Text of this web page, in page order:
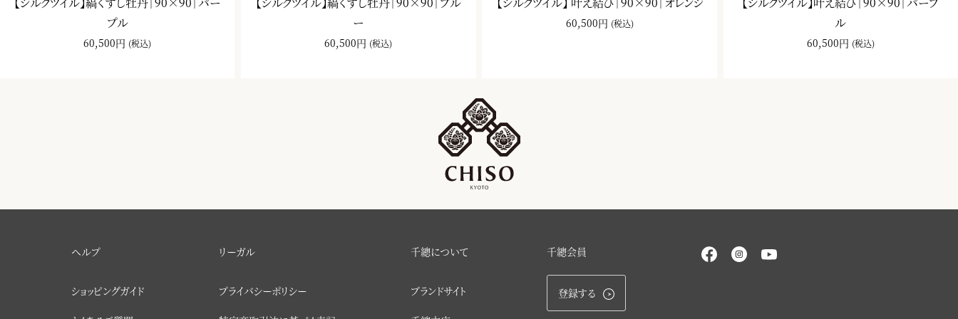
プル
60,500円 (税込)
ー
60,500円 (税込)
60,500円 (税込)
ル
60,500円 (税込)
ヘルプ
ショッピングガイド
リーガル
プライバシーポリシー
千總について
ブランドサイト
千總会員
登録する